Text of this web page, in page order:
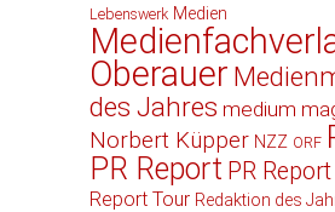
Lebenswerk Medien
Oberauer
des Jahres medium
Norbert Küpper NZZ ORF
PR Report PR
Report Tour Redaktion des